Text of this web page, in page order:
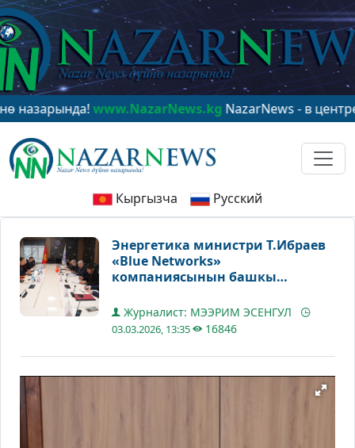
www.NazarNews.kgNazarNews - в центре
Кыргызча Русский
Энергетика министри Т.Ибраев
«Blue Networks»
компаниясынын башкы
жолукту
Журналист: МЭЭРИМ ЭСЕНГУЛ
03.03.2026, 13:35 16846